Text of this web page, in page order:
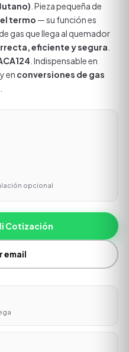
. Pieza pequeña de
termo — su función es
gas que llega al quemador
eficiente y segura
. Indispensable en
y en conversiones de gas
opcional
Cotización
email